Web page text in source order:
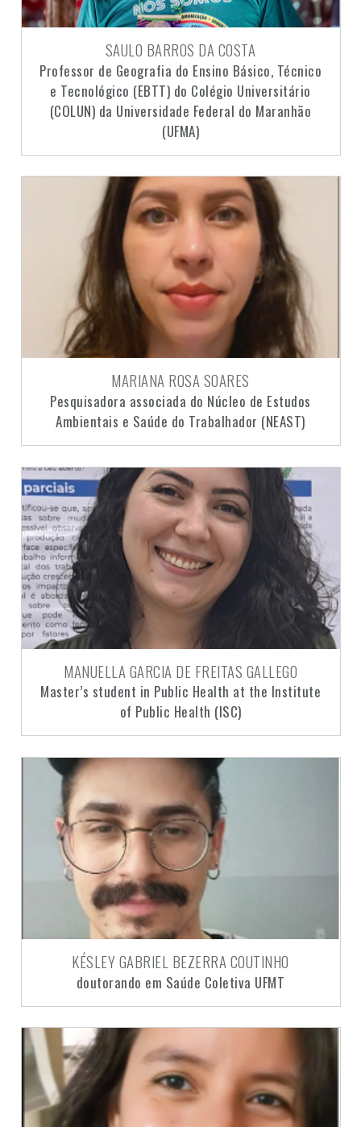
SAULO BARROS DA COSTA
Professor de Geografia do Ensino Básico, Técnico
e Tecnológico (EBTT) do Colégio Universitário
(COLUN) da Universidade Federal do Maranhão
(UFMA)
MARIANA ROSA SOARES
Pesquisadora associada do Núcleo de Estudos
Ambientais e Saúde do Trabalhador (NEAST)
MANUELLA GARCIA DE FREITAS GALLEGO
Master’s student in Public Health at the Institute
of Public Health (ISC)
KÉSLEY GABRIEL BEZERRA COUTINHO
doutorando em Saúde Coletiva UFMT